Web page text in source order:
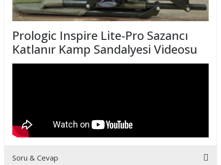
Prologic Inspire Lite-Pro Sazancı
Katlanır Kamp Sandalyesi Videosu
Soru & Cevap